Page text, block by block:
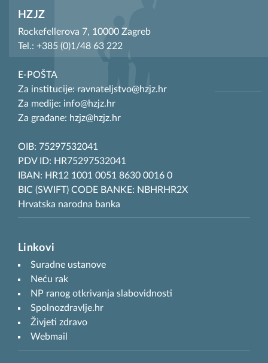
HZJZ
Rockefellerova 7, 10000 Zagreb
Tel.: +385 (0)1/48 63 222
E-POŠTA
Za institucije: ravnateljstvo@hzjz.hr
Za medije: info@hzjz.hr
Za građane: hzjz@hzjz.hr
OIB: 75297532041
PDV ID: HR75297532041
IBAN: HR12 1001 0051 8630 0016 0
BIC (SWIFT) CODE BANKE: NBHRHR2X
Hrvatska narodna banka
Linkovi
Suradne ustanove
Neću rak
NP ranog otkrivanja slabovidnosti
Spolnozdravlje.hr
Živjeti zdravo
Webmail